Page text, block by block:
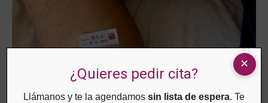
¿Quieres pedir cita?
Llámanos y te la agendamos sin lista de espera. Te